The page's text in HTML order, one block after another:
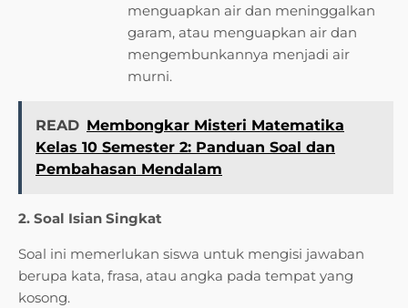
menguapkan air dan meninggalkan
garam, atau menguapkan air dan
mengembunkannya menjadi air
murni.
READ Membongkar Misteri Matematika
Kelas 10 Semester 2: Panduan Soal dan
Pembahasan Mendalam
2. Soal Isian Singkat
Soal ini memerlukan siswa untuk mengisi jawaban
berupa kata, frasa, atau angka pada tempat yang
kosong.